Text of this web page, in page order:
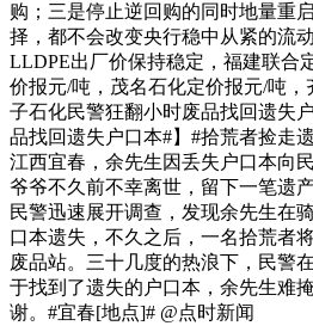
购；三是停止逆回购的同时地量重
择，都不会改变央行稳中从紧的
LLDPE出厂价保持稳定，福建联合
价报元/吨，茂名石化定价报元/吨
子石化民警狂翻小时废品找回遗失
品找回遗失户口本#】#拾荒者捡走
江西宜春，余先生因丢失户口本向
爷爷不久前不幸离世，留下一笔遗
民警迅速展开调查，发现余先生在
口本遗失，不久之后，一名拾荒者
废品站。三十几度的热浪下，民警
于找到了遗失的户口本，余先生难
谢。#宜春[地点]# @点时新闻